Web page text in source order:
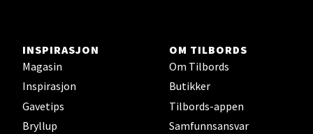
INSPIRASJON
Magasin
Inspirasjon
Gavetips
Bryllup
OM TILBORDS
Om Tilbords
Butikker
Tilbords-appen
Samfunnsansvar
Sjøfartsgata 2, 7714 Steinkjer
Åpent i dag 10-20
0 i butikk